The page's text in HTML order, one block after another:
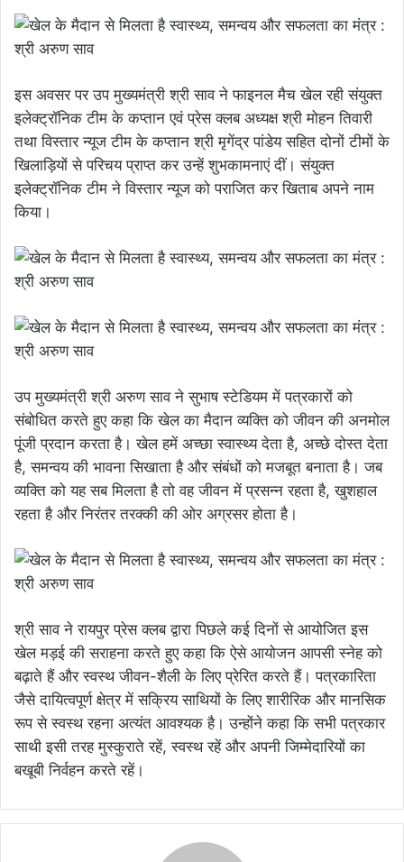
इस अवसर पर उप मुख्यमंत्री श्री साव ने फाइनल मैच खेल रही संयुक्त
इलेक्ट्रॉनिक टीम के कप्तान एवं प्रेस क्लब अध्यक्ष श्री मोहन तिवारी
तथा विस्तार न्यूज टीम के कप्तान श्री मृगेंद्र पांडेय सहित दोनों टीमों के
खिलाड़ियों से परिचय प्राप्त कर उन्हें शुभकामनाएं दीं। संयुक्त
इलेक्ट्रॉनिक टीम ने विस्तार न्यूज को पराजित कर खिताब अपने नाम
किया।
उप मुख्यमंत्री श्री अरुण साव ने सुभाष स्टेडियम में पत्रकारों को
संबोधित करते हुए कहा कि खेल का मैदान व्यक्ति को जीवन की अनमोल
पूंजी प्रदान करता है। खेल हमें अच्छा स्वास्थ्य देता है, अच्छे दोस्त देता
है, समन्वय की भावना सिखाता है और संबंधों को मजबूत बनाता है। जब
व्यक्ति को यह सब मिलता है तो वह जीवन में प्रसन्न रहता है, खुशहाल
रहता है और निरंतर तरक्की की ओर अग्रसर होता है।
श्री साव ने रायपुर प्रेस क्लब द्वारा पिछले कई दिनों से आयोजित इस
खेल मड़ई की सराहना करते हुए कहा कि ऐसे आयोजन आपसी स्नेह को
बढ़ाते हैं और स्वस्थ जीवन-शैली के लिए प्रेरित करते हैं। पत्रकारिता
जैसे दायित्वपूर्ण क्षेत्र में सक्रिय साथियों के लिए शारीरिक और मानसिक
रूप से स्वस्थ रहना अत्यंत आवश्यक है। उन्होंने कहा कि सभी पत्रकार
साथी इसी तरह मुस्कुराते रहें, स्वस्थ रहें और अपनी जिम्मेदारियों का
बखूबी निर्वहन करते रहें।